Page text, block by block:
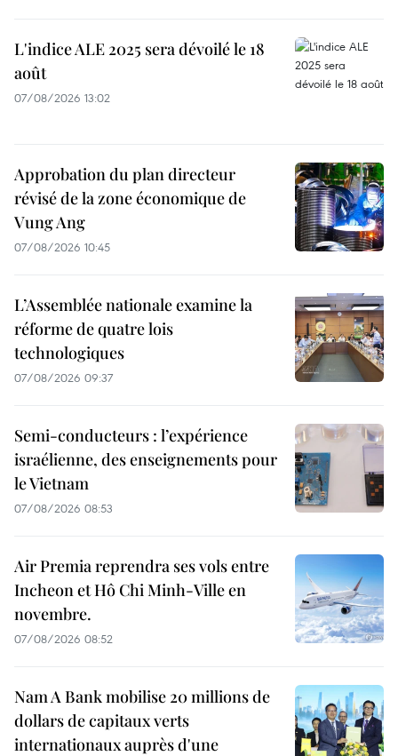
L'indice ALE 2025 sera dévoilé le 18
août
07/08/2026 13:02
Approbation du plan directeur
révisé de la zone économique de
Vung Ang
07/08/2026 10:45
L’Assemblée nationale examine la
réforme de quatre lois
technologiques
07/08/2026 09:37
Semi-conducteurs : l’expérience
israélienne, des enseignements pour
le Vietnam
07/08/2026 08:53
Air Premia reprendra ses vols entre
Incheon et Hô Chi Minh-Ville en
novembre.
07/08/2026 08:52
Nam A Bank mobilise 20 millions de
dollars de capitaux verts
internationaux auprès d'une